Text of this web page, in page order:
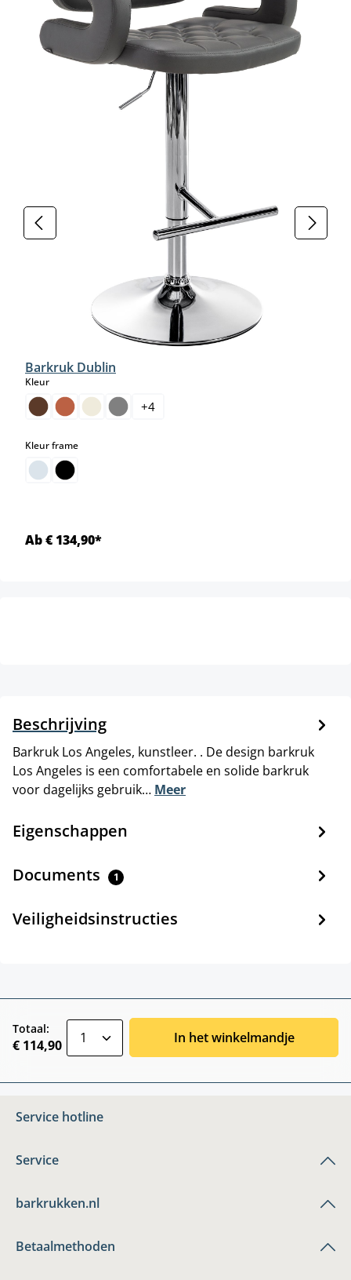
Barkruk Dublin
Kleurselect
+4
Kleur frameselect
Ab € 134,90*
Beschrijving
Barkruk Los Angeles, kunstleer. . De design barkruk
Los Angeles is een comfortabele en solide barkruk
voor dagelijks gebruik… Meer
Eigenschappen
Documents 1
Veiligheidsinstructies
Totaal:
€ 114,90 In het winkelmandje
Service hotline
Service
barkrukken.nl
Betaalmethoden